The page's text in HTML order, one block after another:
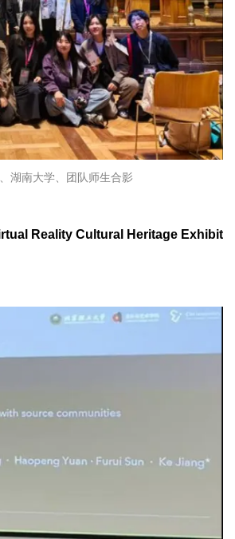
湖南大学、团队师生合影
Reality Cultural Heritage Exhibit